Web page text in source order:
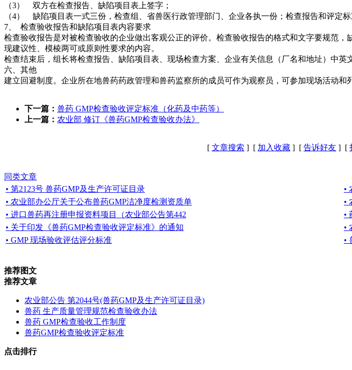
（3） 双方在检查报告、缺陷项目表上签字；
（4） 缺陷项目表一式三份，检查组、省兽医行政管理部门、企业各执一份；检查报告和评定
7、 检查验收报告和缺陷项目表内容要求
检查验收报告是对被检查验收的企业做出客观公正的评价。检查验收报告的格式和文字要规范
现建议性、模棱两可或原则性要求的内容。
检查结束后，组长将检查报告、缺陷项目表、现场检查方案、企业有关信息（厂名和地址）中英
六、其他
建立回避制度。企业所在地兽药药政管理和兽药监察所的成员可作为观察员，可参加现场活动和
下一篇： 兽药 GMP检查验收评定标准（化药及中药等）
上一篇： 农业部 修订《兽药GMP检查验收办法》
[ 文章搜索 ] [ 加入收藏 ] [ 告诉好友 ] [
同类文章
• 第2123号 兽药GMP及生产许可证目录
•
• 农业部办公厅关于公布兽药GMP洁净度检测资质单
•
• 进口兽药再注册申报资料项目（农业部公告第442
•
• 关于印发《兽药GMP检查验收评定标准》的通知
•
• GMP 现场验收评估评分标准
•
推荐图文
推荐文章
农业部公告 第2044号(兽药GMP及生产许可证目录)
兽药 生产质量管理规范检查验收办法
兽药 GMP检查验收工作制度
兽药GMP检查验收评定标准
点击排行